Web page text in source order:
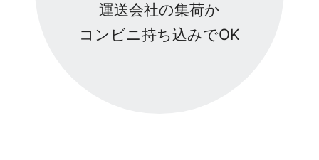
運送会社の集荷か
コンビニ持ち込みでOK